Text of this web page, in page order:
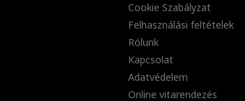
Cookie Szabályzat
Felhasználási feltételek
Rólunk
Kapcsolat
Adatvédelem
Online vitarendezés